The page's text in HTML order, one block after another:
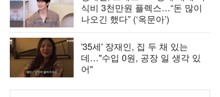
식비 3천만원 플렉스…“돈 많이
나오긴 했다” (‘옥문아’)
'35세' 장재인, 집 두 채 있는
데…"수입 0원, 공장 일 생각 있
어"